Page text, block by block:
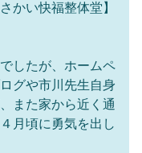
かい快福整体堂】
したが、ホームペ
グや市川先生自身
また家から近く通
月頃に勇気を出し